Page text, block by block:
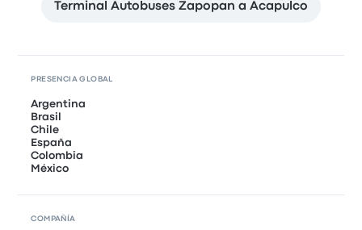
Terminal Autobuses Zapopan a Acapulco
PRESENCIA GLOBAL
Argentina
Brasil
Chile
España
Colombia
México
COMPAÑÍA